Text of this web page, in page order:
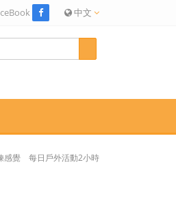
中文
感覺 每日戶外活動2小時